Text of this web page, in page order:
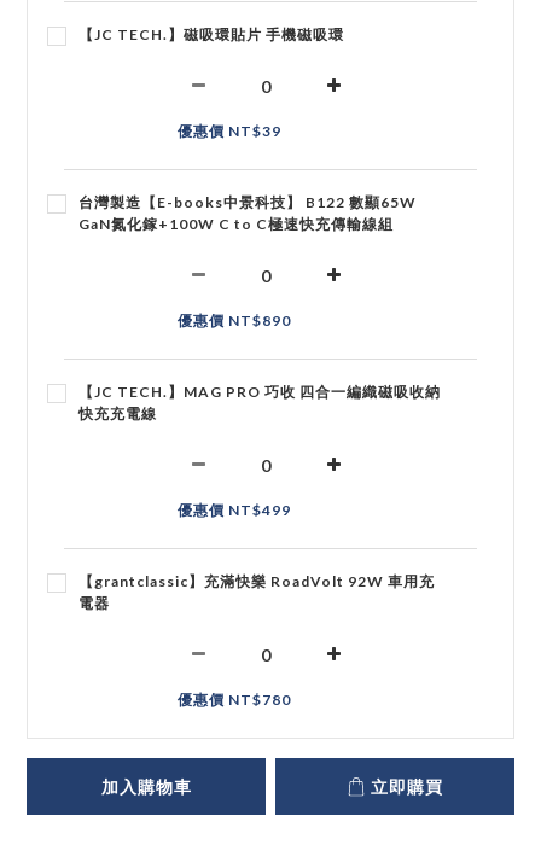
【JC TECH.】磁吸環貼片 手機磁吸環
優惠價 NT$39
台灣製造【E-books中景科技】 B122 數顯65W
GaN氮化鎵+100W C to C極速快充傳輸線組
優惠價 NT$890
【JC TECH.】MAG PRO 巧收 四合一編織磁吸收納
快充充電線
優惠價 NT$499
【grantclassic】充滿快樂 RoadVolt 92W 車用充
電器
優惠價 NT$780
加入購物車 立即購買